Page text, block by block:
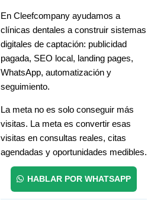
En Cleefcompany ayudamos a
clínicas dentales a construir sistemas
digitales de captación: publicidad
pagada, SEO local, landing pages,
WhatsApp, automatización y
seguimiento.
La meta no es solo conseguir más
visitas. La meta es convertir esas
visitas en consultas reales, citas
agendadas y oportunidades medibles.
HABLAR POR WHATSAPP